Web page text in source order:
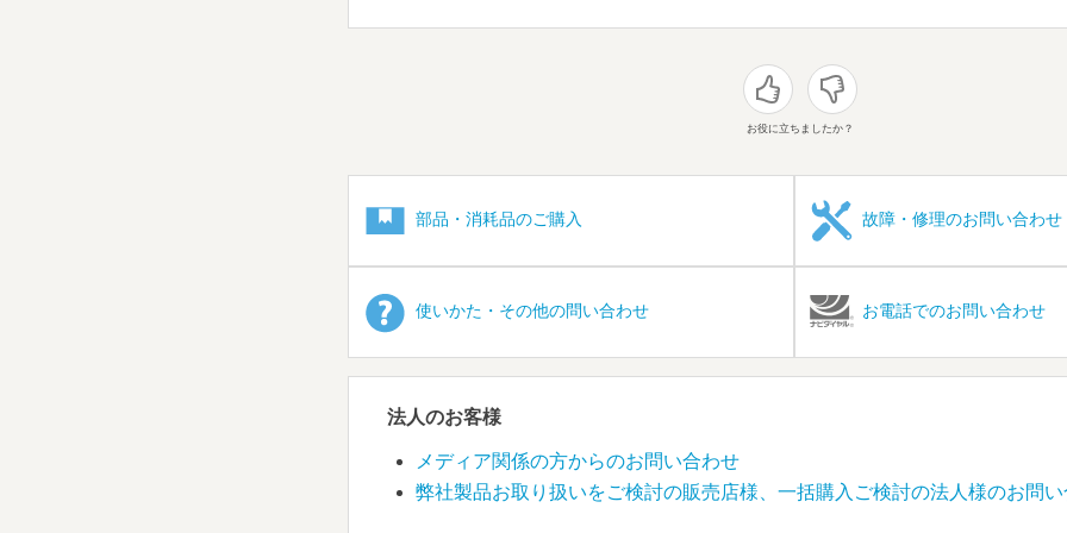
お役に立ちましたか？
部品・消耗品のご購入 故障・修理のお問い合わせ
使いかた・その他の問い合わせ お電話でのお問い合わせ
法人のお客様
メディア関係の方からのお問い合わせ
弊社製品お取り扱いをご検討の販売店様、一括購入ご検討の法人様のお問